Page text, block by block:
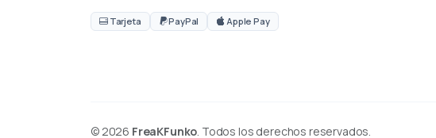
Tarjeta PayPal Apple Pay
© 2026 FreaKFunko . Todos los derechos reservados.